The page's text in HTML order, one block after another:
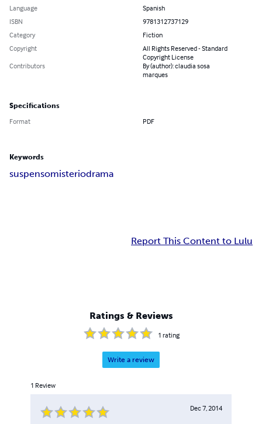
Language
Spanish
ISBN
9781312737129
Category
Fiction
Copyright
All Rights Reserved - Standard
Copyright License
Contributors
By (author): claudia sosa
marques
Specifications
Format PDF
Keywords
suspensomisteriodrama
Report This Content to Lulu
Ratings & Reviews
1 rating
Write a review
1 Review
Dec 7, 2014